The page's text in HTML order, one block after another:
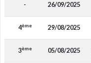
- 26/09/2025
4ème 29/08/2025
3ème 05/08/2025